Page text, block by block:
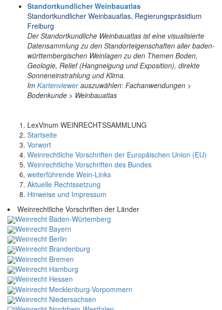
Standortkundlicher Weinbauatlas
Standortkundlicher Weinbauatlas, Regierungspräsidium
Freiburg
Der Standortkundliche Weinbauatlas ist eine visualisierte
Datensammlung zu den Standorteigenschaften aller baden-
württembergischen Weinlagen zu den Themen Boden,
Geologie, Relief (Hangneigung und Exposition), direkte
Sonneneinstrahlung und Klima.
Im Kartenviewerauszuwählen: Fachanwendungen >
Bodenkunde > Weinbauatlas
LexVinum WEINRECHTSSAMMLUNG
Startseite
Vorwort
Weinrechtliche Vorschriften der Europäischen Union (EU)
Weinrechtliche Vorschriften des Bundes
weiterführende Wein-Links
Aktuelle Rechtssetzung
Hinweise und Impressum
Weinrechtliche Vorschriften der Länder
Weinrecht Baden-Würtemberg
Weinrecht Bayern
Weinrecht Berlin
Weinrecht Brandenburg
Weinrecht Bremen
Weinrecht Hamburg
Weinrecht Hessen
Weinrecht Mecklenburg-Vorpommern
Weinrecht Niedersachsen